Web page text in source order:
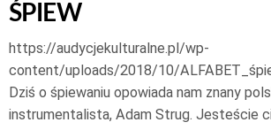
ŚPIEW
https://audycjekulturalne.pl/wp-
content/uploads/2018/10/
Dziś o śpiewaniu opowiada nam znany
instrumentalista, Adam Strug. Jesteście